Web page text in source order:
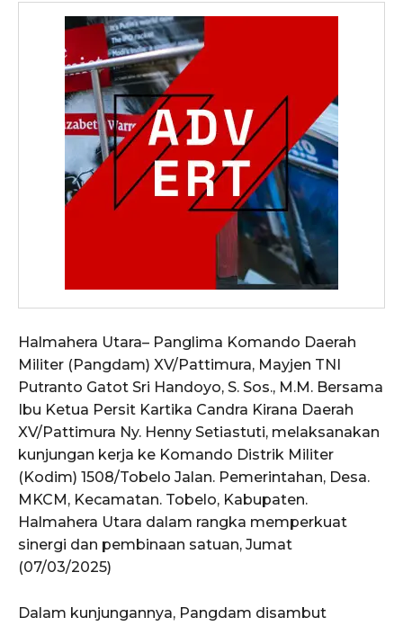
Halmahera Utara– Panglima Komando Daerah
Militer (Pangdam) XV/Pattimura, Mayjen TNI
Putranto Gatot Sri Handoyo, S. Sos., M.M. Bersama
Ibu Ketua Persit Kartika Candra Kirana Daerah
XV/Pattimura Ny. Henny Setiastuti, melaksanakan
kunjungan kerja ke Komando Distrik Militer
(Kodim) 1508/Tobelo Jalan. Pemerintahan, Desa.
MKCM, Kecamatan. Tobelo, Kabupaten.
Halmahera Utara dalam rangka memperkuat
sinergi dan pembinaan satuan, Jumat
(07/03/2025)
Dalam kunjungannya, Pangdam disambut